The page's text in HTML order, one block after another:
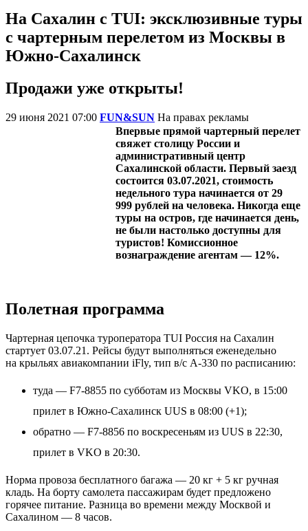
На Сахалин с TUI: эксклюзивные туры
с чартерным перелетом из Москвы в
Южно-Сахалинск
Продажи уже открыты!
29 июня 2021 07:00 FUN&SUN На правах рекламы
Впервые прямой чартерный перелет
свяжет столицу России и
административный центр
Сахалинской области. Первый заезд
состоится 03.07.2021, стоимость
недельного тура начинается от 29
999 рублей на человека. Никогда еще
туры на остров, где начинается день,
не были настолько доступны для
туристов! Комиссионное
вознаграждение агентам — 12%.
Полетная программа
Чартерная цепочка туроператора TUI Россия на Сахалин
стартует 03.07.21. Рейсы будут выполняться еженедельно
на крыльях авиакомпании iFly, тип в/с А-330 по расписанию:
туда — F7-8855 по субботам из Москвы VKO, в 15:00
прилет в Южно-Сахалинск UUS в 08:00 (+1);
обратно — F7-8856 по воскресеньям из UUS в 22:30,
прилет в VKO в 20:30.
Норма провоза бесплатного багажа — 20 кг + 5 кг ручная
кладь. На борту самолета пассажирам будет предложено
горячее питание. Разница во времени между Москвой и
Сахалином — 8 часов.